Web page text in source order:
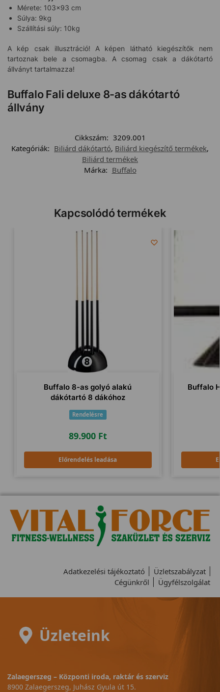
Mérete: 103×93 cm
Súlya: 9kg
Szállítási súly: 10kg
A kép csak illusztráció! A képen látható kiegészítők nem
tartoznak bele a csomagba. A csomag csak a dákótartó
állványt tartalmazza!
Buffalo Fali deluxe 8-as dákótartó
állvány
Cikkszám: 3209.001
Kategóriák: Biliárd dákótartó, Biliárd kiegészítő termékek,
Biliárd termékek
Márka: Buffalo
Kapcsolódó termékek
Buffalo 8-as golyó alakú
dákótartó 8 dákóhoz
Rendelésre
89.900 Ft
Előrendelés leadása
Buffalo
Adatkezelési tájékoztató
Üzletszabályzat
Cégünkről
Ügyfélszolgálat
Üzleteink
Zalaegerszeg – Központi iroda, raktár és szerviz
8900 Zalaegerszeg, Juhász Gyula út 15.